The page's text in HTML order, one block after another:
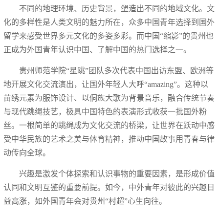
不同的地理环境、历史背景，塑造出不同的地域文化。文
化的多样性是人类文明的魅力所在，众多中国青年选择到国外
留学来感受世界多元文化的多姿多彩。而中国“缩影”的贵州也
正成为外国青年认识中国、了解中国的热门选择之一。
贵州师范学院“星跳”团队多次代表中国出访东盟、欧洲等
地开展文化交流演出，让国外年轻人大呼“amazing”。这种以
苗绣元素为服饰设计、以侗族大歌为背景音乐，融合传统节奏
与现代跳绳技艺，极具中国特色的表演形式收获一批国外粉
丝。一根简单的跳绳成为文化交流的桥梁，让世界在跃动中感
受中华民族的艺术之美与体育精神，推动中国故事用青春与律
动传向全球。
兴趣是激发个体探索和认识事物的重要因素，是形成价值
认同和文明互鉴的重要前提。如今，中外青年对彼此的兴趣日
益高涨，如外国青年会对贵州“村超”心生向往。